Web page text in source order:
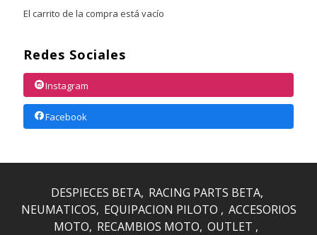
El carrito de la compra está vacío
Redes Sociales
Instagram
Facebook
DESPIECES BETA RACING PARTS BETA
NEUMATICOS EQUIPACION PILOTO
ACCESORIOS
MOTO RECAMBIOS MOTO OUTLET